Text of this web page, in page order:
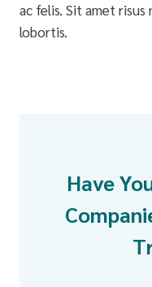
ac felis. Sit amet
lobortis.
Have